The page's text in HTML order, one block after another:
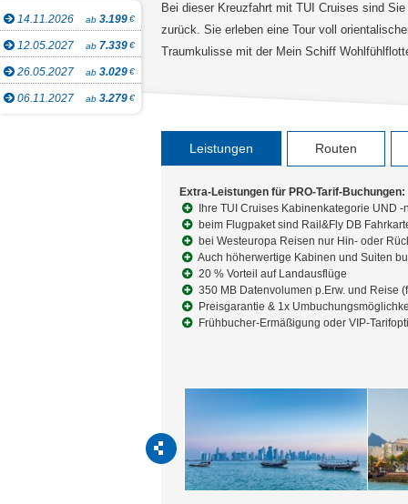
14.11.2026 ab 3.199€
12.05.2027 ab 7.339€
26.05.2027 ab 3.029€
06.11.2027 ab 3.279€
Bei dieser Kreuzfahrt mit TUI Cruises sind
zurück. Sie erleben eine Tour voll
Traumkulisse mit der Mein Schiff
Leistungen Routen
Extra-Leistungen für PRO-Tarif-Buchungen:
Ihre TUI Cruises Kabinenkategorie UND
beim Flugpaket sind Rail&Fly DB
bei Westeuropa Reisen nur Hin- oder
Auch höherwertige Kabinen und Suiten
20 % Vorteil auf Landausflüge
350 MB Datenvolumen p.Erw. und Reise
Preisgarantie & 1x
Frühbucher-Ermäßigung oder VIP-